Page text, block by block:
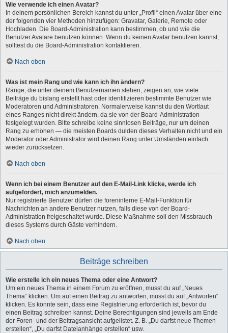
Wie verwende ich einen Avatar?
In deinem persönlichen Bereich kannst du unter „Profil“ einen Avatar über eine
der folgenden vier Methoden hinzufügen: Gravatar, Galerie, Remote oder
Hochladen. Die Board-Administration kann bestimmen, ob und wie die
Benutzer Avatare benutzen können. Wenn du keinen Avatar benutzen kannst,
solltest du die Board-Administration kontaktieren.
Nach oben
Was ist mein Rang und wie kann ich ihn ändern?
Ränge, die unter deinem Benutzernamen stehen, zeigen an, wie viele
Beiträge du bislang erstellt hast oder identifizieren bestimmte Benutzer wie
Moderatoren und Administratoren. Normalerweise kannst du den Wortlaut
eines Ranges nicht direkt ändern, da sie von der Board-Administration
festgelegt wurden. Bitte schreibe keine sinnlosen Beiträge, nur um deinen
Rang zu erhöhen — die meisten Boards dulden dieses Verhalten nicht und ein
Moderator oder Administrator wird deinen Rang unter Umständen einfach
wieder zurücksetzen.
Nach oben
Wenn ich bei einem Benutzer auf den E-Mail-Link klicke, werde ich
aufgefordert, mich anzumelden.
Nur registrierte Benutzer dürfen die foreninterne E-Mail-Funktion für
Nachrichten an andere Benutzer nutzen, falls diese von der Board-
Administration freigeschaltet wurde. Diese Maßnahme soll den Missbrauch
dieses Systems durch Gäste verhindern.
Nach oben
Beiträge schreiben
Wie erstelle ich ein neues Thema oder eine Antwort?
Um ein neues Thema in einem Forum zu eröffnen, musst du auf „Neues
Thema“ klicken. Um auf einen Beitrag zu antworten, musst du auf „Antworten“
klicken. Es könnte sein, dass eine Registrierung erforderlich ist, bevor du
einen Beitrag schreiben kannst. Deine Berechtigungen sind jeweils am Ende
der Foren- und der Beitragsansicht aufgelistet. Z. B. „Du darfst neue Themen
erstellen“, „Du darfst Dateianhänge erstellen“ usw.